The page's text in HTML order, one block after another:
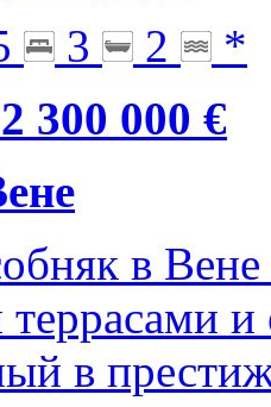
3 2
*
300 000 €
в
в